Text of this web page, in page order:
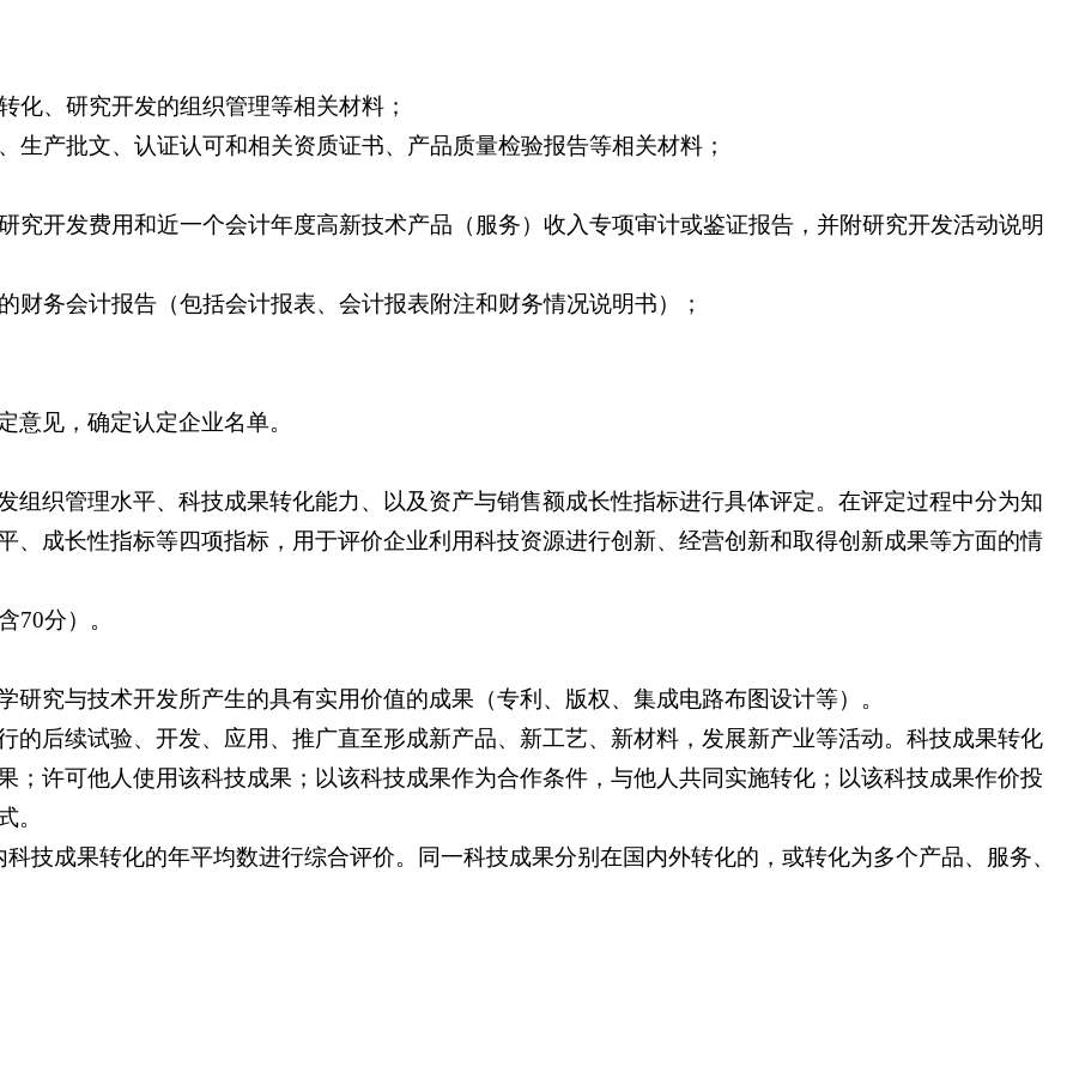
化、研究开发的组织管理等相关材料；
产批文、认证认可和相关资质证书、产品质量检验报告等相关材料；
究开发费用和近一个会计年度高新技术产品（服务）收入专项审计或鉴证报告，并附研究开发活动说明
务会计报告（包括会计报表、会计报表附注和财务情况说明书）；
意见，确定认定企业名单。
组织管理水平、科技成果转化能力、以及资产与销售额成长性指标进行具体评定。在评定过程中分为知
、成长性指标等四项指标，用于评价企业利用科技资源进行创新、经营创新和取得创新成果等方面的情
70分）。
究与技术开发所产生的具有实用价值的成果（专利、版权、集成电路布图设计等）。
的后续试验、开发、应用、推广直至形成新产品、新工艺、新材料，发展新产业等活动。科技成果转化
；许可他人使用该科技成果；以该科技成果作为合作条件，与他人共同实施转化；以该科技成果作价投
。
技成果转化的年平均数进行综合评价。同一科技成果分别在国内外转化的，或转化为多个产品、服务、